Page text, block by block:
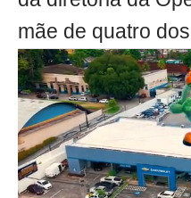
mãe de quatro